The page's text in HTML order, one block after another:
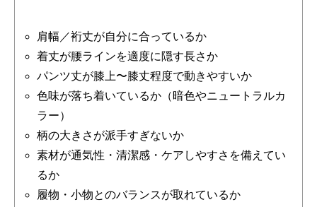
肩幅／裄丈が自分に合っているか
着丈が腰ラインを適度に隠す長さか
パンツ丈が膝上〜膝丈程度で動きやすいか
色味が落ち着いているか（暗色やニュートラルカ
ラー）
柄の大きさが派手すぎないか
素材が通気性・清潔感・ケアしやすさを備えてい
るか
履物・小物とのバランスが取れているか